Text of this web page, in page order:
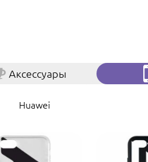
Аксессуары
Huawei